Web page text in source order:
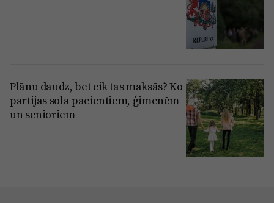
Plānu daudz, bet cik tas maksās? Ko
partijas sola pacientiem, ģimenēm
un senioriem